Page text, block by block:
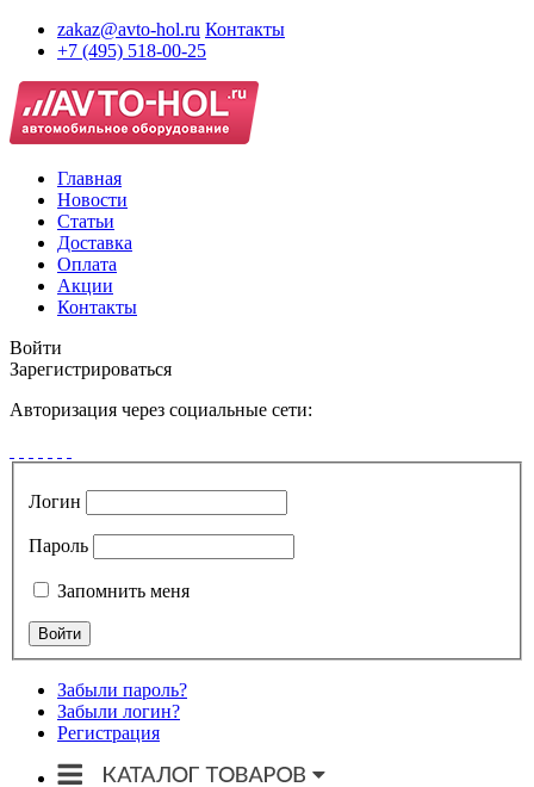
zakaz@avto-hol.ru Контакты
+7 (495) 518-00-25
Главная
Новости
Статьи
Доставка
Оплата
Акции
Контакты
Войти
Зарегистрироваться
Авторизация через социальные сети:
Логин
Пароль
Запомнить меня
Забыли пароль?
Забыли логин?
Регистрация